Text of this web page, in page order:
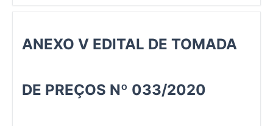
ANEXO V EDITAL DE TOMADA
DE PREÇOS Nº 033/2020